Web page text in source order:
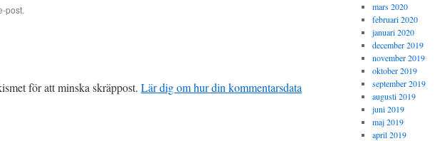
post.
för att minska skräppost. Lär dig om hur din kommentarsdata
mars 2020
februari 2020
januari 2020
december 2019
november 2019
oktober 2019
september 2019
augusti 2019
juni 2019
maj 2019
april 2019